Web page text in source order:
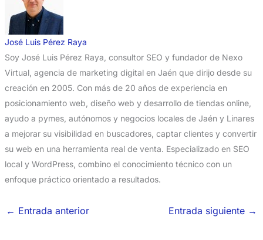
José Luis Pérez Raya
Soy José Luis Pérez Raya, consultor SEO y fundador de Nexo
Virtual, agencia de marketing digital en Jaén que dirijo desde su
creación en 2005. Con más de 20 años de experiencia en
posicionamiento web, diseño web y desarrollo de tiendas online,
ayudo a pymes, autónomos y negocios locales de Jaén y Linares
a mejorar su visibilidad en buscadores, captar clientes y convertir
su web en una herramienta real de venta. Especializado en SEO
local y WordPress, combino el conocimiento técnico con un
enfoque práctico orientado a resultados.
← Entrada anterior Entrada siguiente →